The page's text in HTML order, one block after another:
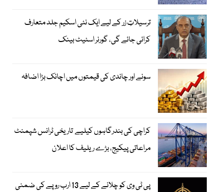
ترسیلاتِ زر کے لیے ایک نئی اسکیم جلد متعارف
کرائی جائے گی، گورنر اسٹیٹ بینک
سونے اور چاندی کی قیمتوں میں اچانک بڑا اضافہ
کراچی کی بندرگاہوں کیلیے تاریخی ٹرانس شپمنٹ
مراعاتی پیکیج، بڑے ریلیف کا اعلان
پی ٹی وی کو چلانے کے لیے 13 ارب روپے کی ضمنی